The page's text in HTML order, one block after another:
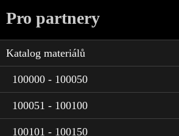
Pro partnery
Katalog materiálů
100000 - 100050
100051 - 100100
100101 - 100150